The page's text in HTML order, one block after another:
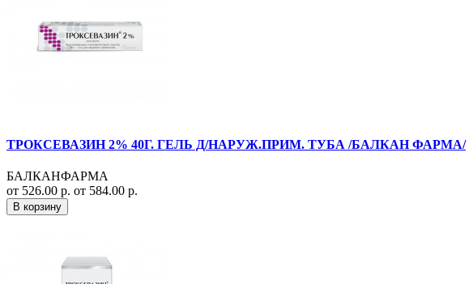
ТРОКСЕВАЗИН 2% 40Г. ГЕЛЬ Д/НАРУЖ.ПРИМ. ТУБА /БАЛКАН ФАРМА/
БАЛКАНФАРМА
от 526.00 р. от 584.00 р.
В корзину